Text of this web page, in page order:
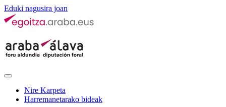
Eduki nagusira joan
Nire Karpeta
Harremanetarako bideak